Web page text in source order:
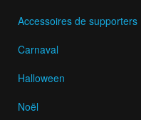
Accessoires de supporters
Carnaval
Halloween
Noël